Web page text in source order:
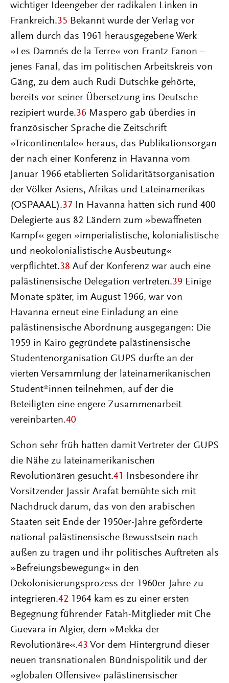
wichtiger Ideengeber der radikalen Linken in
Frankreich.35 Bekannt wurde der Verlag vor
allem durch das 1961 herausgegebene Werk
»Les Damnés de la Terre« von Frantz Fanon –
jenes Fanal, das im politischen Arbeitskreis von
Gäng, zu dem auch Rudi Dutschke gehörte,
bereits vor seiner Übersetzung ins Deutsche
rezipiert wurde.36 Maspero gab überdies in
französischer Sprache die Zeitschrift
»Tricontinentale« heraus, das Publikationsorgan
der nach einer Konferenz in Havanna vom
Januar 1966 etablierten Solidaritätsorganisation
der Völker Asiens, Afrikas und Lateinamerikas
(OSPAAAL).37 In Havanna hatten sich rund 400
Delegierte aus 82 Ländern zum »bewaffneten
Kampf« gegen »imperialistische, kolonialistische
und neokolonialistische Ausbeutung«
verpflichtet.38 Auf der Konferenz war auch eine
palästinensische Delegation vertreten.39 Einige
Monate später, im August 1966, war von
Havanna erneut eine Einladung an eine
palästinensische Abordnung ausgegangen: Die
1959 in Kairo gegründete palästinensische
Studentenorganisation GUPS durfte an der
vierten Versammlung der lateinamerikanischen
Student*innen teilnehmen, auf der die
Beteiligten eine engere Zusammenarbeit
vereinbarten.40
Schon sehr früh hatten damit Vertreter der GUPS
die Nähe zu lateinamerikanischen
Revolutionären gesucht.41 Insbesondere ihr
Vorsitzender Jassir Arafat bemühte sich mit
Nachdruck darum, das von den arabischen
Staaten seit Ende der 1950er-Jahre geförderte
national-palästinensische Bewusstsein nach
außen zu tragen und ihr politisches Auftreten als
»Befreiungsbewegung« in den
Dekolonisierungsprozess der 1960er-Jahre zu
integrieren.42 1964 kam es zu einer ersten
Begegnung führender Fatah-Mitglieder mit Che
Guevara in Algier, dem »Mekka der
Revolutionäre«.43 Vor dem Hintergrund dieser
neuen transnationalen Bündnispolitik und der
»globalen Offensive« palästinensischer